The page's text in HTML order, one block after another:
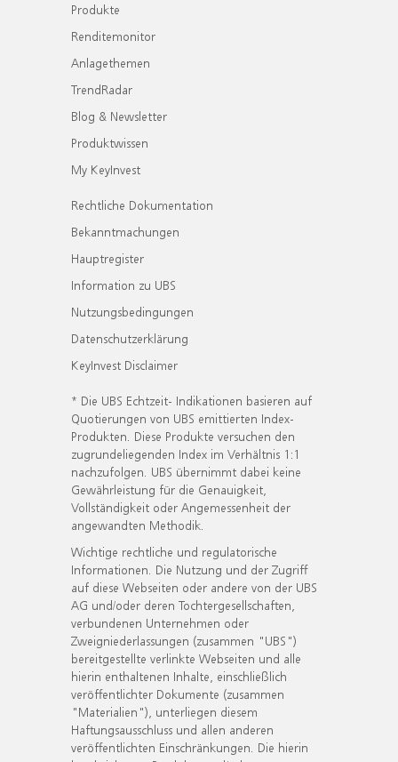
Produkte
Renditemonitor
Anlagethemen
TrendRadar
Blog & Newsletter
Produktwissen
My KeyInvest
Rechtliche Dokumentation
Bekanntmachungen
Hauptregister
Information zu UBS
Nutzungsbedingungen
Datenschutzerklärung
KeyInvest Disclaimer
* Die UBS Echtzeit- Indikationen basieren auf
Quotierungen von UBS emittierten Index-
Produkten. Diese Produkte versuchen den
zugrundeliegenden Index im Verhältnis 1:1
nachzufolgen. UBS übernimmt dabei keine
Gewährleistung für die Genauigkeit,
Vollständigkeit oder Angemessenheit der
angewandten Methodik.
Wichtige rechtliche und regulatorische
Informationen. Die Nutzung und der Zugriff
auf diese Webseiten oder andere von der UBS
AG und/oder deren Tochtergesellschaften,
verbundenen Unternehmen oder
Zweigniederlassungen (zusammen "UBS")
bereitgestellte verlinkte Webseiten und alle
hierin enthaltenen Inhalte, einschließlich
veröffentlichter Dokumente (zusammen
"Materialien"), unterliegen diesem
Haftungsausschluss und allen anderen
veröffentlichten Einschränkungen. Die hierin